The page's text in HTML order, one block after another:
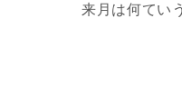
来月は何てい